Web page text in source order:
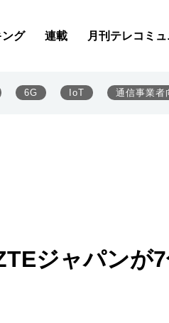
ング 連載 月刊テレコミ
6G IoT 通信事業者
ジャパンが7